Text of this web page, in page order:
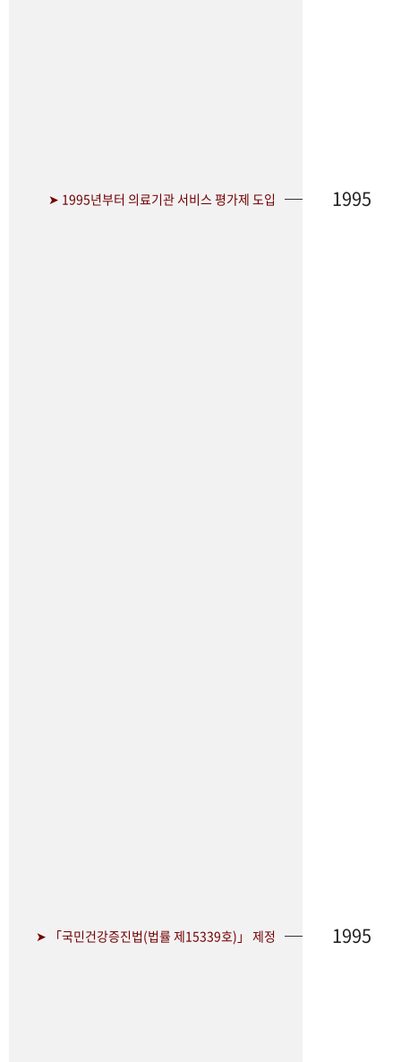
➤ 1995년부터 의료기관 서비스 평가제 도입 1995
➤ 「국민건강증진법(법률 제15339호)」 제정 1995